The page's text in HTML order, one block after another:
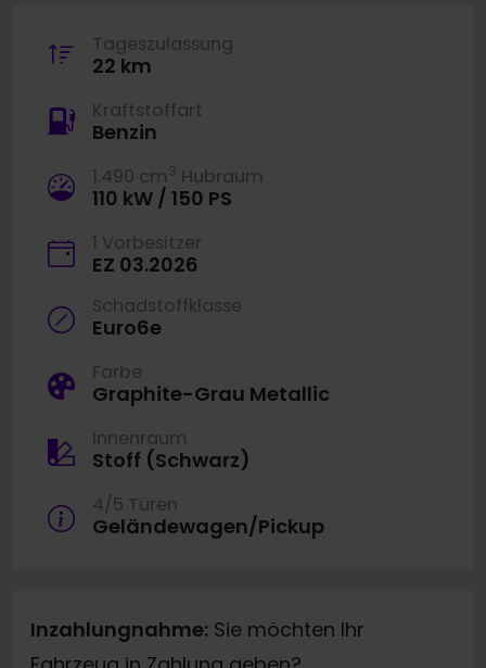
Tageszulassung
22 km
Kraftstoffart
Benzin
1.490 cm 3 Hubraum
110 kW / 150 PS
1 Vorbesitzer
EZ 03.2026
Schadstoffklasse
Euro6e
Farbe
Graphite-Grau Metallic
Innenraum
Stoff (Schwarz)
4/5 Türen
Geländewagen/Pickup
Inzahlungnahme: Sie möchten Ihr